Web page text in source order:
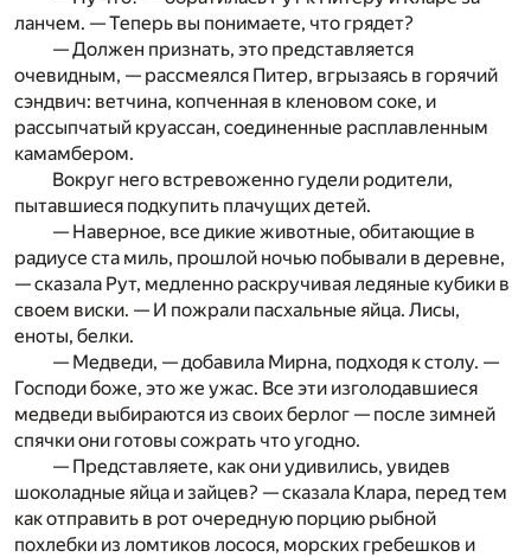
ланчем. — Теперь вы понимаете, что грядет?
— Должен признать, это представляется
очевидным, — рассмеялся Питер, вгрызаясь в горячий
сэндвич: ветчина, копченная в кленовом соке, и
рассыпчатый круассан, соединенные расплавленным
камамбером.
Вокруг него встревоженно гудели родители,
пытавшиеся подкупить плачущих детей.
— Наверное, все дикие животные, обитающие в
радиусе ста миль, прошлой ночью побывали в деревне,
— сказала Рут, медленно раскручивая ледяные кубики в
своем виски. — И пожрали пасхальные яйца. Лисы,
еноты, белки.
— Медведи, — добавила Мирна, подходя к столу. —
Господи боже, это же ужас. Все эти изголодавшиеся
медведи выбираются из своих берлог — после зимней
спячки они готовы сожрать что угодно.
— Представляете, как они удивились, увидев
шоколадные яйца и зайцев? — сказала Клара, перед тем
как отправить в рот очередную порцию рыбной
похлебки из ломтиков лосося, морских гребешков и